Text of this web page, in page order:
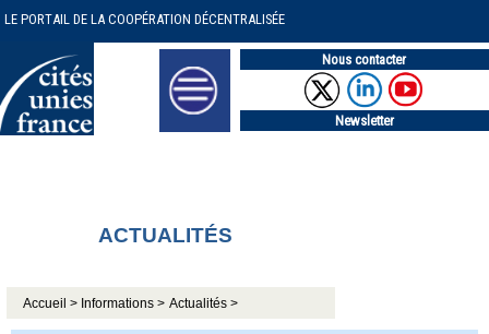
LE PORTAIL DE LA COOPÉRATION DÉCENTRALISÉE
Nous contacter
Newsletter
ACTUALITÉS
Accueil > Informations > Actualités >